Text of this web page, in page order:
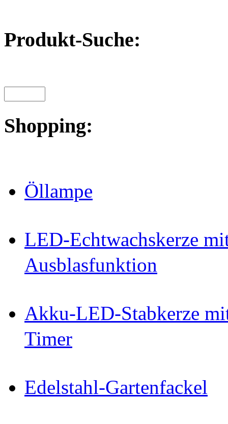
Produkt-Suche:
Shopping:
Öllampe
LED-Echtwachskerze
Ausblasfunktion
Akku-LED-Stabkerze
Timer
Edelstahl-Gartenfackel